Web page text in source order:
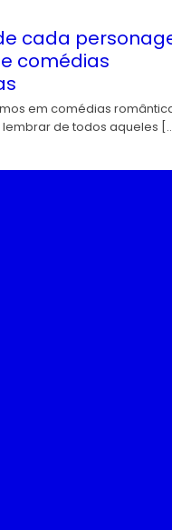
cada
comédias
em comédias
de todos aqueles